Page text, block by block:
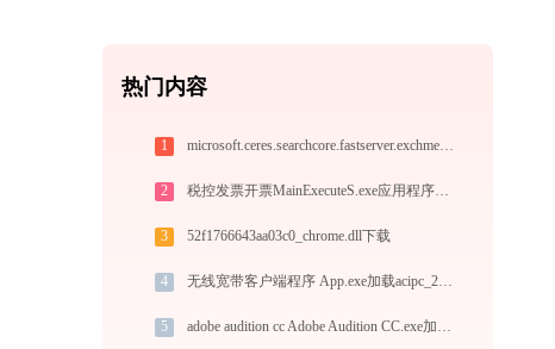
热门内容
1 microsoft.ceres.searchcore.fastserver.exchmem.dll下载
2 税控发票开票MainExecuteS.exe应用程序错误0xc000000d解决方法
3 52f1766643aa03c0_chrome.dll下载
4 无线宽带客户端程序 App.exe加载acipc_2_x86.dll文件丢失处理办法
5 adobe audition cc Adobe Audition CC.exe加载msvcp120.dll文件丢失处理办法